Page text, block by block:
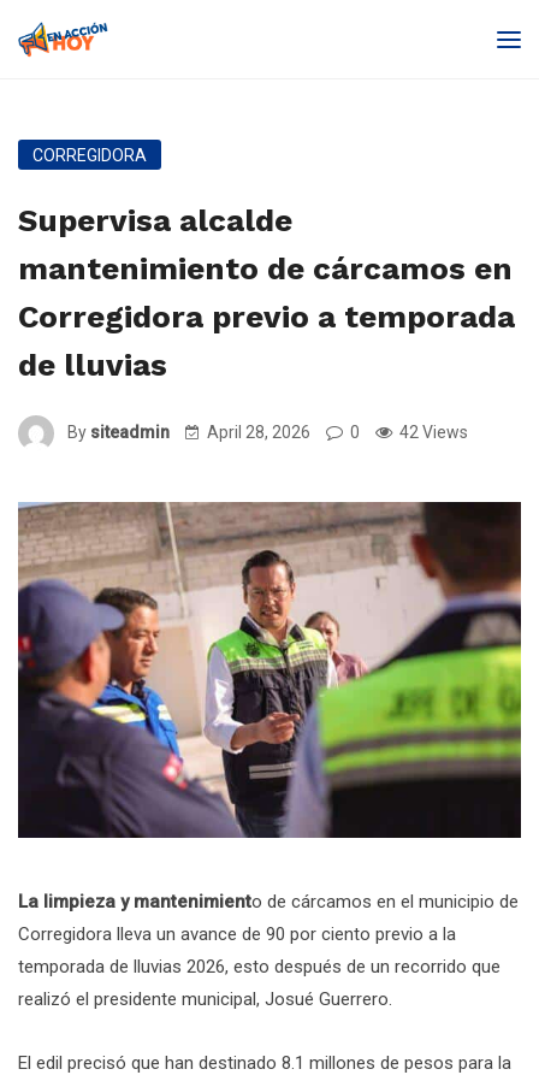
CORREGIDORA
Supervisa alcalde
mantenimiento de cárcamos en
Corregidora previo a temporada
de lluvias
By siteadmin April 28, 2026 0 42 Views
La limpieza y mantenimiento de cárcamos en el municipio de
Corregidora lleva un avance de 90 por ciento previo a la
temporada de lluvias 2026, esto después de un recorrido que
realizó el presidente municipal, Josué Guerrero.
El edil precisó que han destinado 8.1 millones de pesos para la